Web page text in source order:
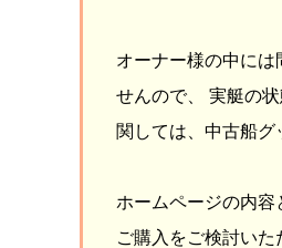
オーナー様の中に
せんので、 実艇の
関しては、中古船グ
ホームページの内容
ご購入をご検討いた